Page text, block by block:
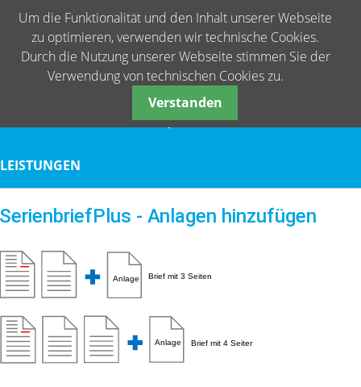
WAS IST www.citipost.online?
LEISTUNGEN
SerienbriefPlus - Anlagen hinzufügen
Um die Funktionalität und den Inhalt unserer Webseite
zu optimieren, verwenden wir technische Cookies.
Durch die Nutzung unserer Webseite stimmen Sie der
Verwendung von technischen Cookies zu.
Verstanden